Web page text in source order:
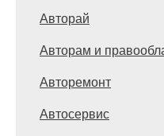
Авторай
Авторам и
Авторемонт
Автосервис